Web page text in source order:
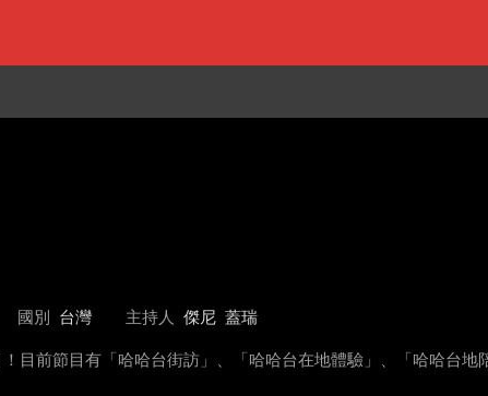
國別 台灣 主持人 傑尼 蓋瑞
目前節目有「哈哈台街訪」、「哈哈台在地體驗」、「哈哈台